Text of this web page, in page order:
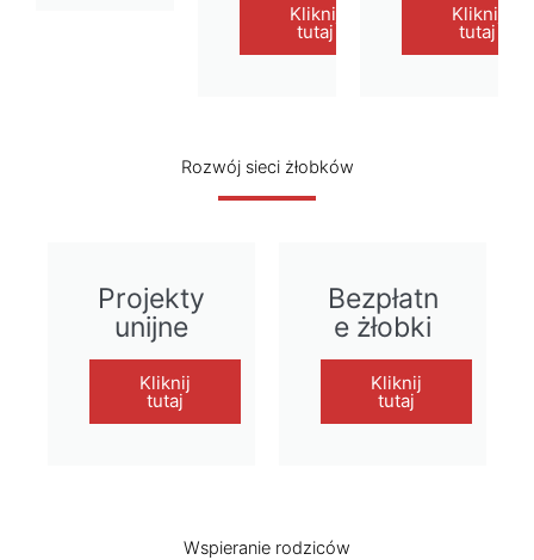
Kliknij
tutaj
Kliknij
tutaj
Rozwój sieci żłobków
Projekty
unijne
Kliknij
tutaj
Bezpłatn
e żłobki
Kliknij
tutaj
Wspieranie rodziców